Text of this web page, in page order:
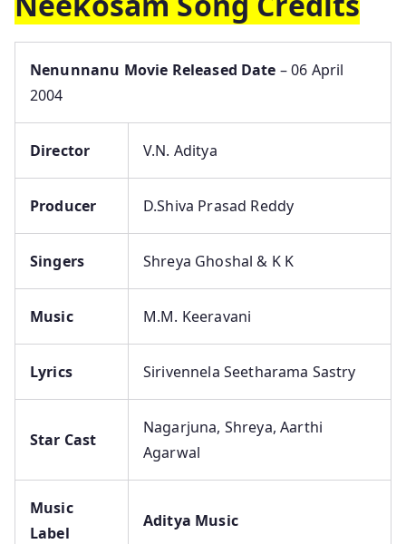
Nenunnanu Movie Released Date – 06 April
2004
Director V.N. Aditya
Producer D.Shiva Prasad Reddy
Singers Shreya Ghoshal & K K
Music M.M. Keeravani
Lyrics Sirivennela Seetharama Sastry
Star Cast
Nagarjuna, Shreya, Aarthi
Agarwal
Music
Label
Aditya Music